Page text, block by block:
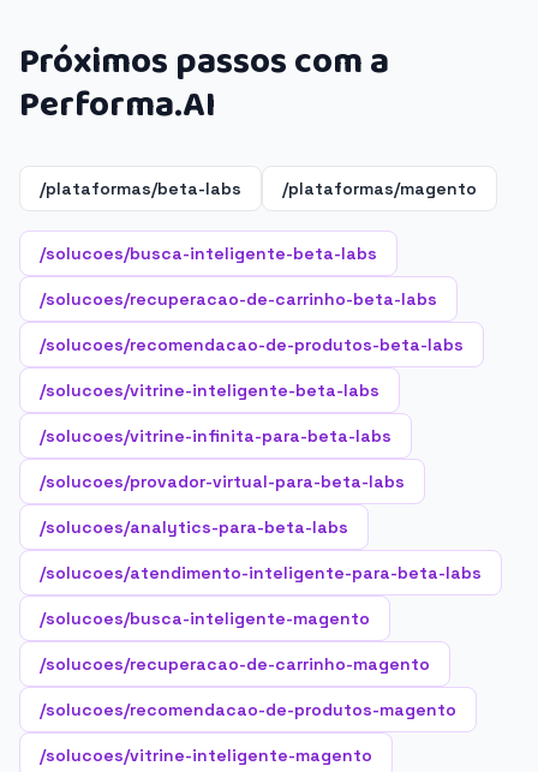
Próximos passos com a
Performa.AI
/plataformas/beta-labs /plataformas/magento
/solucoes/busca-inteligente-beta-labs
/solucoes/recuperacao-de-carrinho-beta-labs
/solucoes/recomendacao-de-produtos-beta-labs
/solucoes/vitrine-inteligente-beta-labs
/solucoes/vitrine-infinita-para-beta-labs
/solucoes/provador-virtual-para-beta-labs
/solucoes/analytics-para-beta-labs
/solucoes/atendimento-inteligente-para-beta-labs
/solucoes/busca-inteligente-magento
/solucoes/recuperacao-de-carrinho-magento
/solucoes/recomendacao-de-produtos-magento
/solucoes/vitrine-inteligente-magento